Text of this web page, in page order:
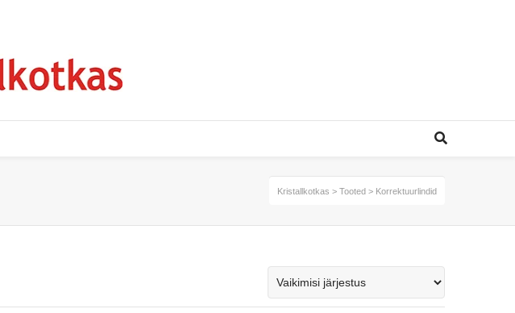
Kristallkotkas > Tooted > Korrektuurlindid